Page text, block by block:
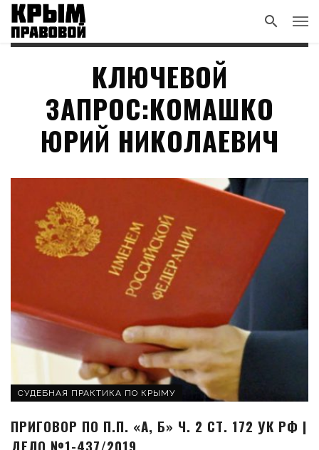
КЛЮЧЕВОЙ
ЗАПРОС:КОМАШКО
ЮРИЙ НИКОЛАЕВИЧ
СУДЕБНАЯ ПРАКТИКА ПО КРЫМУ
ПРИГОВОР ПО П.П. «А, Б» Ч. 2 СТ. 172 УК РФ |
ДЕЛО №1-437/2019